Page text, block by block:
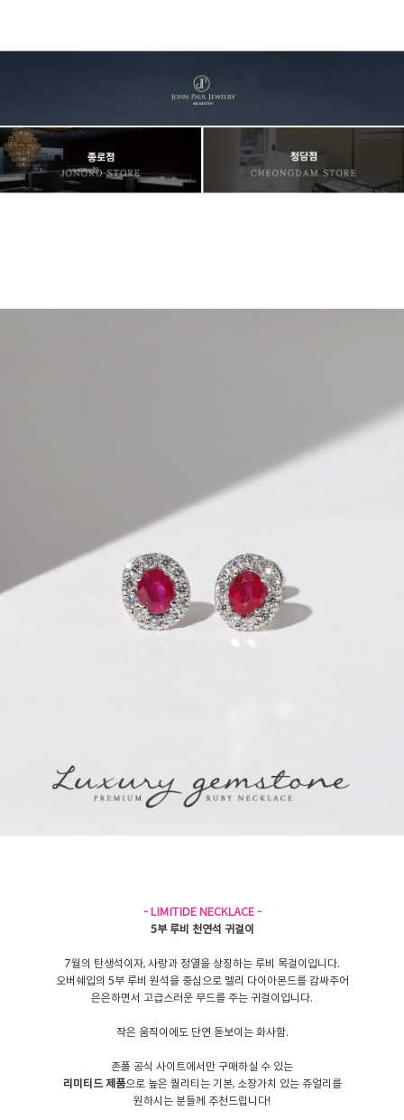
- LIMITIDE NECKLACE -
5부 루비 천연석 귀걸이
7월의 탄생석이자, 사랑과 정열을 상징하는 루비 목걸이입니다.
오버쉐입의 5부 루비 원석을 중심으로 멜리 다이아몬드를 감싸주어
은은하면서 고급스러운 무드를 주는 귀걸이입니다.
작은 움직이에도 단연 돋보이는 화사함.
존폴 공식 사이트에서만 구매하실 수 있는
리미티드 제품으로 높은 퀄리티는 기본, 소장가치 있는 쥬얼리를
원하시는 분들께 추천드립니다!